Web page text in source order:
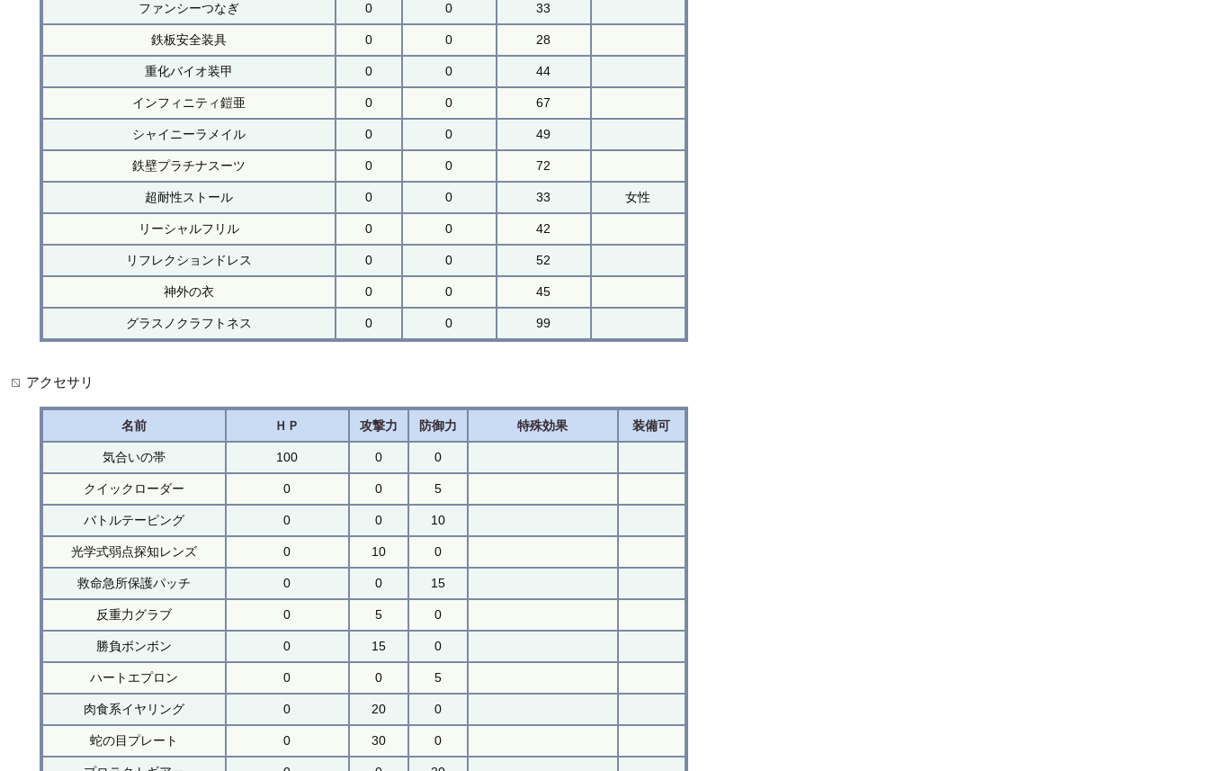
ファンシーつなぎ 0 0 33
鉄板安全装具 0 0 28
重化バイオ装甲 0 0 44
インフィニティ鎧亜 0 0 67
シャイニーラメイル 0 0 49
鉄壁プラチナスーツ 0 0 72
超耐性ストール 0 0 33 女性
リーシャルフリル 0 0 42
リフレクションドレス 0 0 52
神外の衣 0 0 45
グラスノクラフトネス 0 0 99
アクセサリ
名前 ＨＰ 攻撃力 防御力 特殊効果 装備可
気合いの帯 100 0 0
クイックローダー 0 0 5
バトルテーピング 0 0 10
光学式弱点探知レンズ 0 10 0
救命急所保護パッチ 0 0 15
反重力グラブ 0 5 0
勝負ボンボン 0 15 0
ハートエプロン 0 0 5
肉食系イヤリング 0 20 0
蛇の目プレート 0 30 0